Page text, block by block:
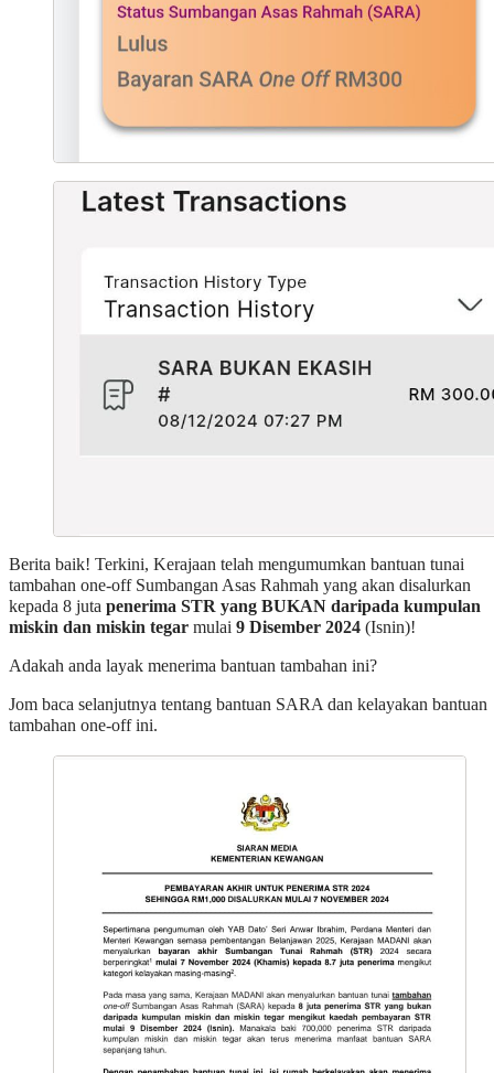
Berita baik! Terkini, Kerajaan telah mengumumkan bantuan tunai
tambahan one-off Sumbangan Asas Rahmah yang akan disalurkan
kepada 8 juta penerima STR yang BUKAN daripada kumpulan
miskin dan miskin tegar mulai 9 Disember 2024 (Isnin)!
Adakah anda layak menerima bantuan tambahan ini?
Jom baca selanjutnya tentang bantuan SARA dan kelayakan bantuan
tambahan one-off ini.